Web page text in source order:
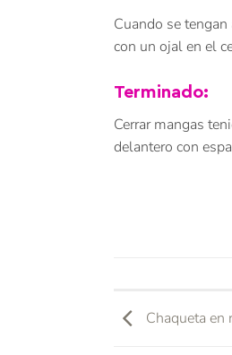
Cuando se
con un ojal en el
Terminado:
Cerrar mangas
delantero con
Chaqueta en